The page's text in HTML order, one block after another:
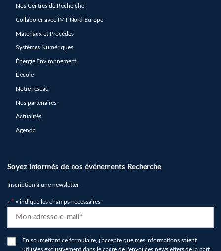
Nos Centres de Recherche
Collaborer avec IMT Nord Europe
Matériaux et Procédés
Systèmes Numériques
Énergie Environnement
L’école
Notre réseau
Nos partenaires
Actualités
Agenda
Soyez informés de nos événements Recherche
Inscription à une newsletter
« * » indique les champs nécessaires
*
RGPDEn soumettant ce formulaire, j’accepte que mes informations soient
utilisées exclusivement dans le cadre de l'envoi des newsletters de la part